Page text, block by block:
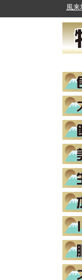
風来坊の手羽先